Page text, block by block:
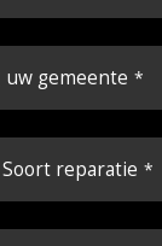
uw gemeente *
Soort reparatie *